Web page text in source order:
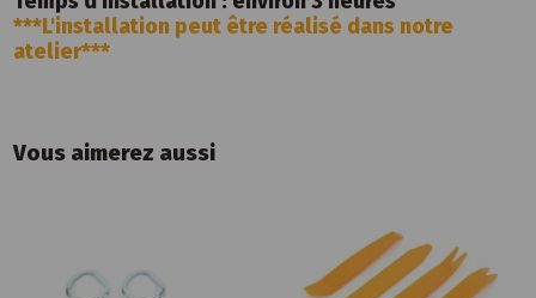
***L'installation peut être réalisé dans notre
atelier***
Vous aimerez aussi